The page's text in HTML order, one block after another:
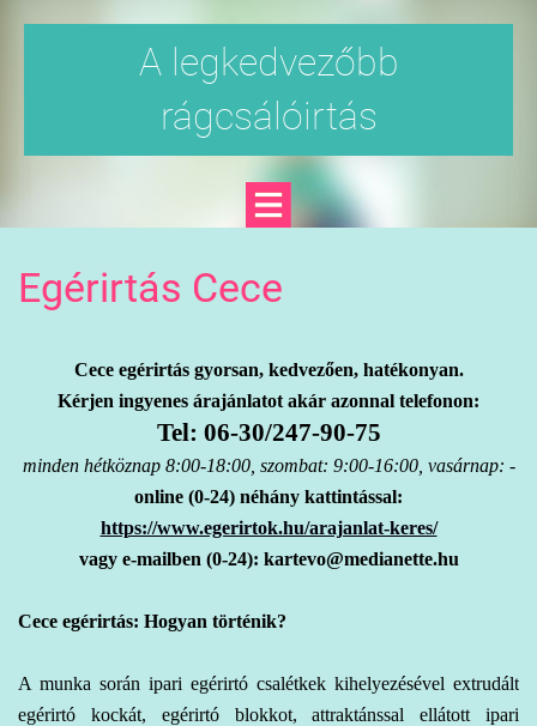
A legkedvezőbb
rágcsálóirtás
Egérirtás Cece
Cece egérirtás gyorsan, kedvezően, hatékonyan.
Kérjen ingyenes árajánlatot akár azonnal telefonon:
Tel: 06-30/247-90-75
minden hétköznap 8:00-18:00, szombat: 9:00-16:00, vasárnap: -
online (0-24) néhány kattintással:
https://www.egerirtok.hu/arajanlat-keres/
vagy e-mailben (0-24): kartevo@medianette.hu
Cece egérirtás: Hogyan történik?
A munka során ipari egérirtó csalétkek kihelyezésével extrudált
egérirtó kockát, egérirtó blokkot, attraktánssal ellátott ipari